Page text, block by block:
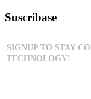
Suscríbase